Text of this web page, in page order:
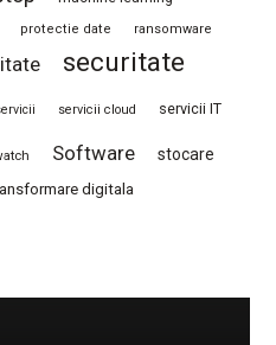
protectie date ransomware
securitate
servicii cloud servicii IT
Software stocare
digitala